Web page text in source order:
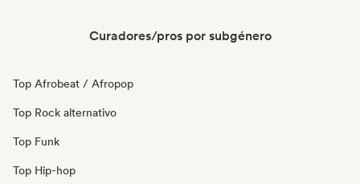
Curadores/pros por subgénero
Top Afrobeat / Afropop
Top Rock alternativo
Top Funk
Top Hip-hop